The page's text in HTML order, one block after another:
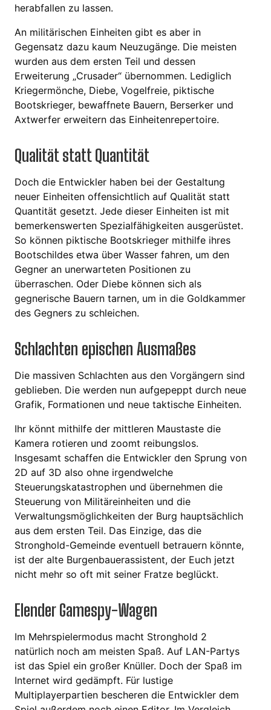
herabfallen zu lassen.
An militärischen Einheiten gibt es aber in
Gegensatz dazu kaum Neuzugänge. Die meisten
wurden aus dem ersten Teil und dessen
Erweiterung „Crusader“ übernommen. Lediglich
Kriegermönche, Diebe, Vogelfreie, piktische
Bootskrieger, bewaffnete Bauern, Berserker und
Axtwerfer erweitern das Einheitenrepertoire.
Qualität statt Quantität
Doch die Entwickler haben bei der Gestaltung
neuer Einheiten offensichtlich auf Qualität statt
Quantität gesetzt. Jede dieser Einheiten ist mit
bemerkenswerten Spezialfähigkeiten ausgerüstet.
So können piktische Bootskrieger mithilfe ihres
Bootschildes etwa über Wasser fahren, um den
Gegner an unerwarteten Positionen zu
überraschen. Oder Diebe können sich als
gegnerische Bauern tarnen, um in die Goldkammer
des Gegners zu schleichen.
Schlachten epischen Ausmaßes
Die massiven Schlachten aus den Vorgängern sind
geblieben. Die werden nun aufgepeppt durch neue
Grafik, Formationen und neue taktische Einheiten.
Ihr könnt mithilfe der mittleren Maustaste die
Kamera rotieren und zoomt reibungslos.
Insgesamt schaffen die Entwickler den Sprung von
2D auf 3D also ohne irgendwelche
Steuerungskatastrophen und übernehmen die
Steuerung von Militäreinheiten und die
Verwaltungsmöglichkeiten der Burg hauptsächlich
aus dem ersten Teil. Das Einzige, das die
Stronghold-Gemeinde eventuell betrauern könnte,
ist der alte Burgenbauerassistent, der Euch jetzt
nicht mehr so oft mit seiner Fratze beglückt.
Elender Gamespy-Wagen
Im Mehrspielermodus macht Stronghold 2
natürlich noch am meisten Spaß. Auf LAN-Partys
ist das Spiel ein großer Knüller. Doch der Spaß im
Internet wird gedämpft. Für lustige
Multiplayerpartien bescheren die Entwickler dem